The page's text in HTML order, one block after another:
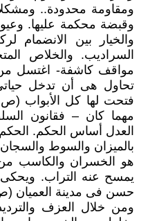
ومقاومة محدودة..
وقبضة محكمة عليها.
والخيار بين الانضمام
السراديب. والخلاص
مواقف كاشفة- اغتسل
تحاول هى أن تدخل
العدل أساس الحكم.
بالميزان والسوط
هو الخسران والكاسب
يمسح عنه التراب.
حسن فى مدينة العميان (ص
ومن خلال العزف